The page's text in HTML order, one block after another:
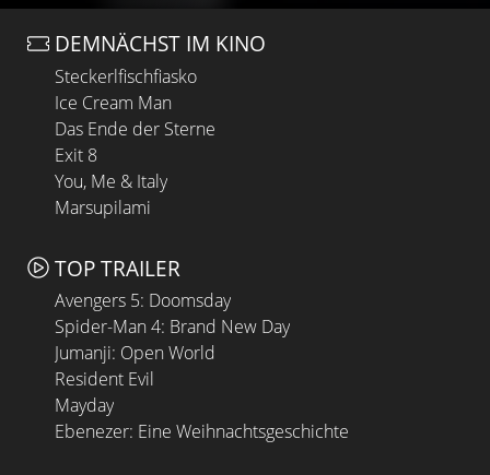
DEMNÄCHST IM KINO
Steckerlfischfiasko
Ice Cream Man
Das Ende der Sterne
Exit 8
You, Me & Italy
Marsupilami
TOP TRAILER
Avengers 5: Doomsday
Spider-Man 4: Brand New Day
Jumanji: Open World
Resident Evil
Mayday
Ebenezer: Eine Weihnachtsgeschichte